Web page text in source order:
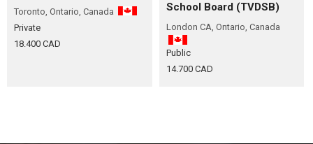
Toronto, Ontario, Canada
Private
18.400 CAD
School Board (TVDSB)
London CA, Ontario, Canada
Public
14.700 CAD